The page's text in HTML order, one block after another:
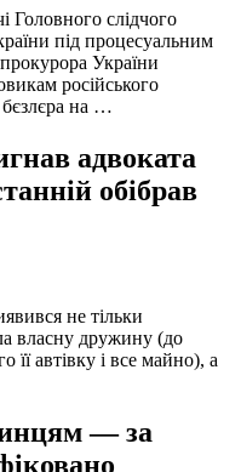
Головного слідчого
під процесуальним
України
російського
бєзлєра на …
адвоката
обібрав
не тільки
власну дружину (до
її автівку і все майно), а
— за